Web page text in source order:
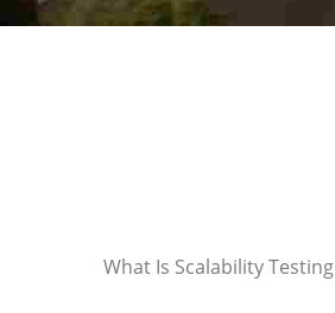
What Is Scalability Testing